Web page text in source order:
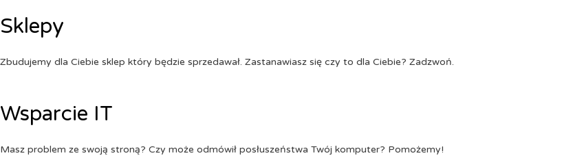
Sklepy
Zbudujemy dla Ciebie sklep który będzie sprzedawał. Zastanawiasz się czy to dla Ciebie? Zadzwoń.
Wsparcie IT
Masz problem ze swoją stroną? Czy może odmówił posłuszeństwa Twój komputer? Pomożemy!